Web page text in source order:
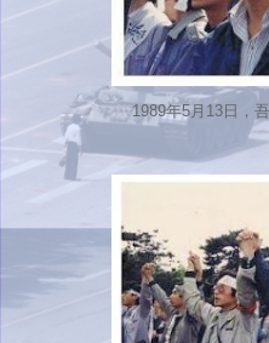
1989年5月13日，